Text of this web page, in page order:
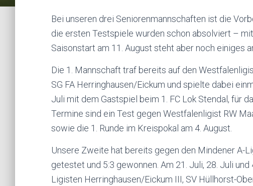
Bei unseren drei Seniorenmannschaften ist die
die ersten Testspiele wurden schon absolviert –
Saisonstart am 11. August steht aber noch einiges
Die 1. Mannschaft traf bereits auf den
SG FA Herringhausen/Eickum und spielte dabei
Juli mit dem Gastspiel beim 1. FC Lok Stendal, für
Termine sind ein Test gegen Westfalenligist RW
sowie die 1. Runde im Kreispokal am 4. August.
Unsere Zweite hat bereits gegen den Mindener A-
getestet und 5:3 gewonnen. Am 21. Juli, 28. Juli
Ligisten Herringhausen/Eickum III, SV Hüllhorst-